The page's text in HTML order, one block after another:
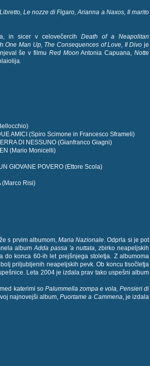
Libretto, Le nozze di Figaro, Arianna a Naxos, Il marito
in sicer v celovečercih Death of a Neapolitan
One Man Up, The Consequences of Love, Il Divo je
še v filmu Red Moon Antonia Capuana,Notte
AMICI (Spiro Scimone in Francesco Sframeli)
DI NESSUNO (Gianfranco Giagni)
(Mario Monicelli)
GIOVANE POVERO (Ettore Scola)
(Marco Risi)
s prvim albumom, Maria Nazionale. Odprla si je pot
albumAdda passa 'a nuttata, zbirko neapeljskih
do konca 60-ih let prejšnjega stoletja. Z albumoma
priljubljenih neapeljskih pevk. Ob koncu tisočletja
Leta 2004 je izdala prav tako uspešni album
katerimi so Palummella zompa e vola, Pensieri di
najnovejši album,Puortame a Cammena, je izdala